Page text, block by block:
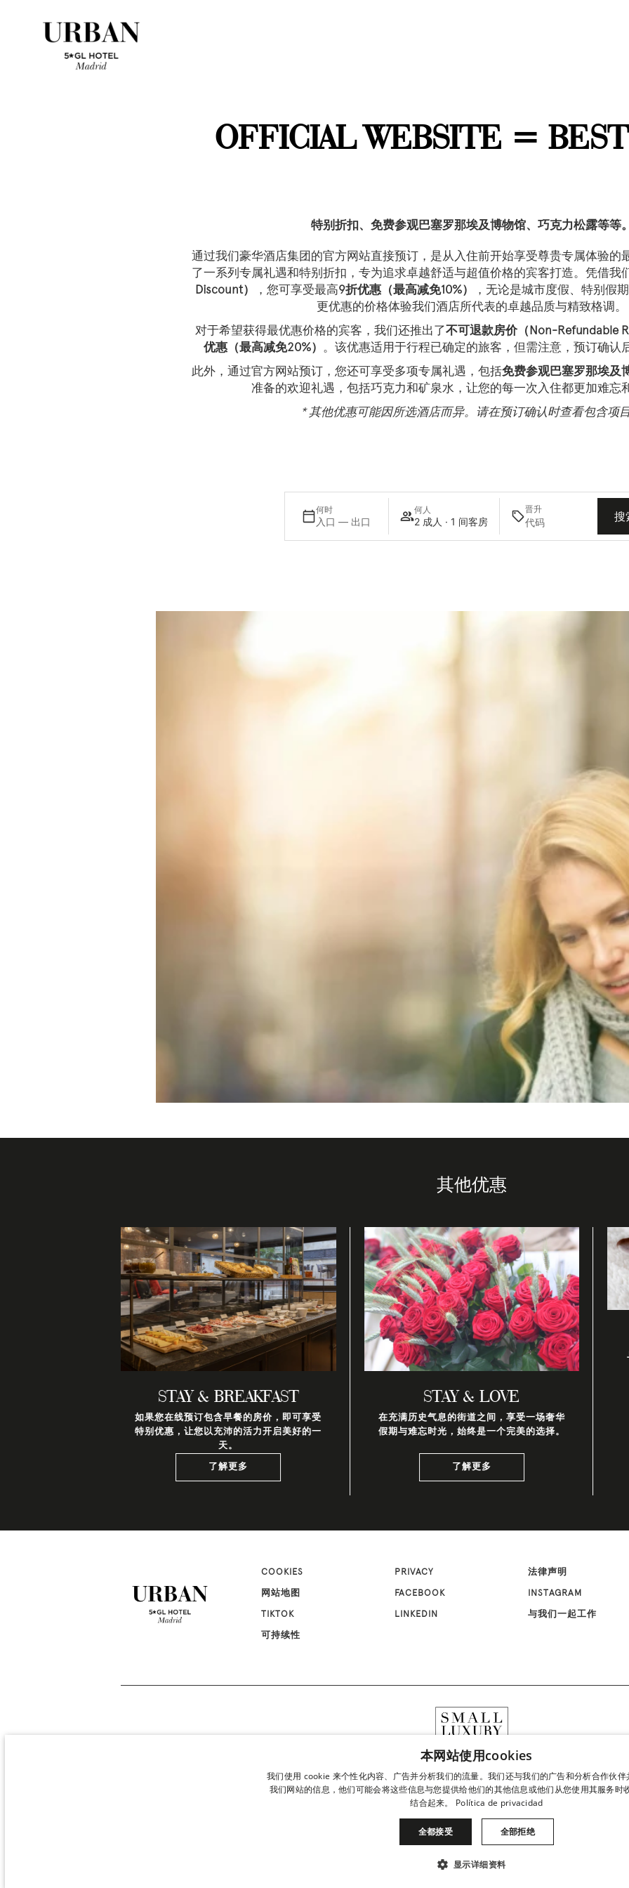
OFFICIAL WEBSITE =
特别折扣、免费参观巴塞罗那埃及博物馆、巧克力松露等等。
通过我们豪华酒店集团的官方网站直接预订，是从入住前开始享受尊贵专属体验的
了一系列专属礼遇和特别折扣，专为追求卓越舒适与超值价格的宾客打造。凭借我
Discount）
，您可享受最高9折优惠（最高减免10%）
，无论是城市度假、特别假
更优惠的价格体验我们酒店所代表的卓越品质与精致格调。
对于希望获得最优惠价格的宾客，我们还推出了 不可退款房价（Non-Refundable
优惠（最高减免20%） 。该优惠适用于行程已确定的旅客，但需注意，预订确认
此外，通过官方网站预订，您还可享受多项专属礼遇，包括免费参观巴塞罗那埃及
准备的欢迎礼遇，包括巧克力和矿泉水，让您的每一次入住都更加难忘
* 其他优惠可能因所选酒店而异。请在预订确认时查看包含项目
何时
入口 — 出口
何人
2 成人 · 1 间客房
晋升
搜
其他优惠
STAY & BREAKFAST
如果您在线预订包含早餐的房价，即可享受
特别优惠，让您以充沛的活力开启美好的一
天。
了解更多
STAY & LOVE
在充满历史气息的街道之间，享受一场奢华
假期与难忘时光，始终是一个完美的选择。
了解更多
COOKIES PRIVACY 法律声明
网站地图 FACEBOOK INSTAGRAM
TIKTOK LINKEDIN 与我们一起工作
可持续性
本网站使用cookies
我们使用 cookie 来个性化内容、广告并分析我们的流量。我们还与我们的广告和分析合作伙伴
我们网站的信息，他们可能会将这些信息与您提供给他们的其他信息或他们从您使用其服务时
结合起来。
Política de privacidad
全都接受 全部拒绝
显示详细资料